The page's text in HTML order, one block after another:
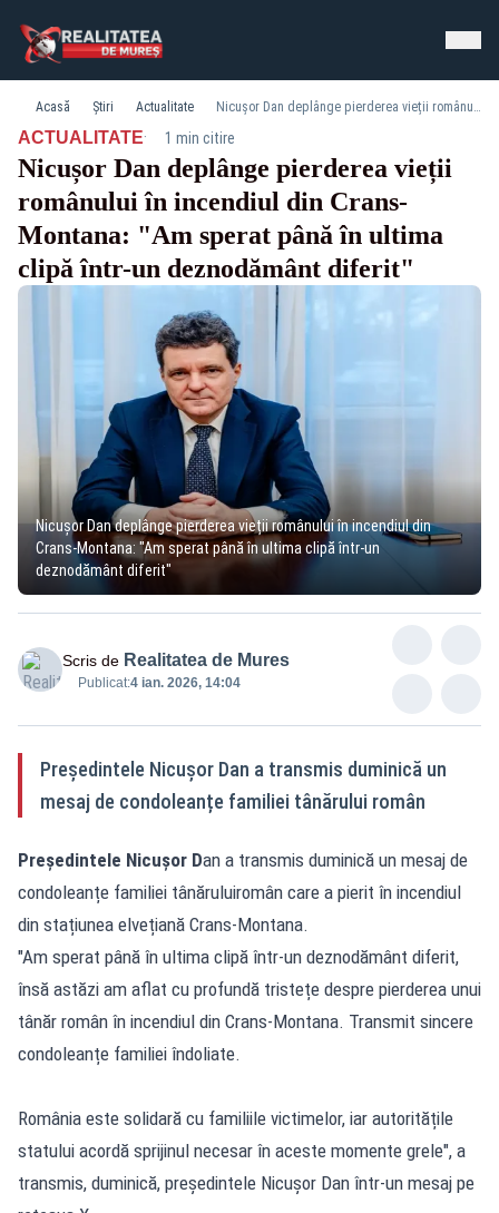
Acasă Știri Actualitate Nicușor Dan deplânge pierderea vieții românului în incendiul din Crans-Montana: "Am sperat până în ultima clipă într-un deznodământ diferit"
ACTUALITATE· 1 min citire
Nicușor Dan deplânge pierderea vieții
românului în incendiul din Crans-
Montana: "Am sperat până în ultima
clipă într-un deznodământ diferit"
Nicușor Dan deplânge pierderea vieții românului în incendiul din
Crans-Montana: "Am sperat până în ultima clipă într-un
deznodământ diferit"
Scris de Realitatea de Mures
Publicat:4 ian. 2026, 14:04
Președintele Nicușor Dan a transmis duminică un
mesaj de condoleanțe familiei tânărului român
Președintele Nicușor Dan a transmis duminică un mesaj de
condoleanțe familiei tânăruluiromân care a pierit în incendiul
din stațiunea elvețiană Crans-Montana.
"Am sperat până în ultima clipă într-un deznodământ diferit,
însă astăzi am aflat cu profundă tristețe despre pierderea unui
tânăr român în incendiul din Crans-Montana. Transmit sincere
condoleanțe familiei îndoliate.
România este solidară cu familiile victimelor, iar autoritățile
statului acordă sprijinul necesar în aceste momente grele", a
transmis, duminică, președintele Nicușor Dan într-un mesaj pe